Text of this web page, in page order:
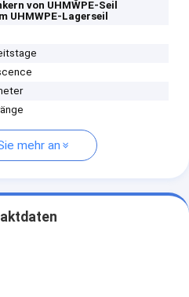
von UHMWPE-Seil
UHMWPE-Lagerseil
mehr an